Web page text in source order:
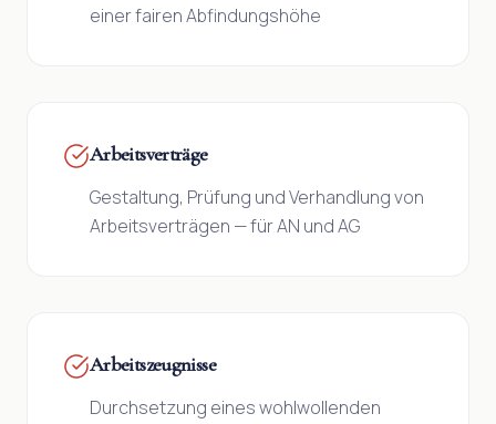
einer fairen Abfindungshöhe
Arbeitsverträge
Gestaltung, Prüfung und Verhandlung von
Arbeitsverträgen — für AN und AG
Arbeitszeugnisse
Durchsetzung eines wohlwollenden